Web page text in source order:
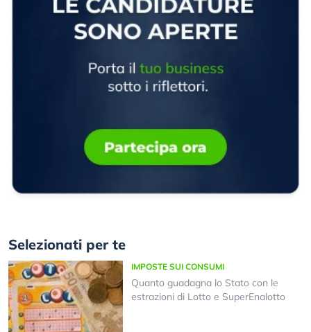
Selezionati per te
IMPOSTE SUI CONSUMI
Quanto guadagna lo Stato con le
estrazioni di Lotto e SuperEnalotto